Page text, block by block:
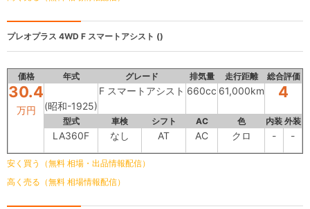
プレオプラス 4WD F スマートアシスト ()
価格 年式 グレード 排気量 走行距離 総合評価
30.4
万円 (昭和-1925)
F スマートアシスト 660cc 61,000km 4
型式 車検 シフト AC 色 内装 外装
LA360F なし AT AC クロ - -
安く買う（無料 相場・出品情報配信）
高く売る（無料 相場情報配信）